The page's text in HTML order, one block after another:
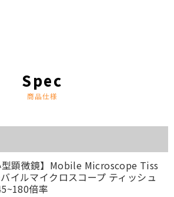
商品仕様
型顕微鏡】Mobile Microscope Tiss
イルマイクロスコープ ティッシュ
倍率